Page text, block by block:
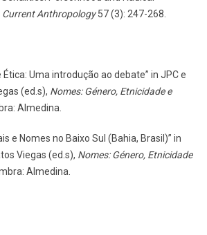
Current Anthropology57 (3): 247-268.
Ética: Uma introdução ao debate” in JPC e
(ed.s), Nomes: Género, Etnicidade e
Almedina.
e Nomes no Baixo Sul (Bahia, Brasil)” in
Viegas (ed.s), Nomes: Género, Etnicidade
Almedina.